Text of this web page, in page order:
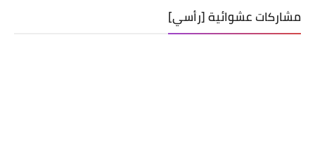
مشاركات عشوائية [رأسي]